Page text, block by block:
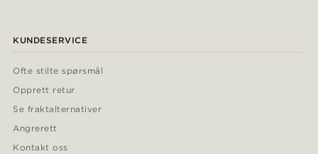
KUNDESERVICE
Ofte stilte spørsmål
Opprett retur
Se fraktalternativer
Angrerett
Kontakt oss